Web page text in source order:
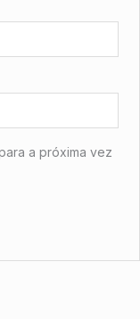
a próxima vez